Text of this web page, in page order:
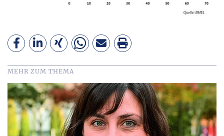
MEHR ZUM THEMA